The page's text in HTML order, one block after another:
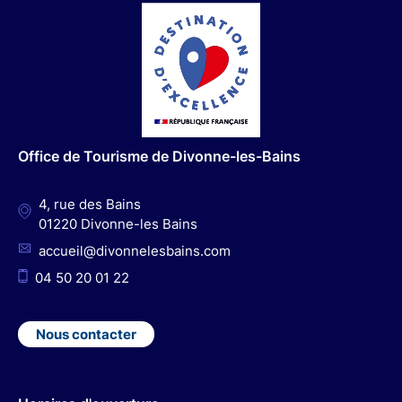
a
o
k
n
s
t
a
g
r
a
o
u
u
b
e
i
I
n
Office de Tourisme de Divonne-les-Bains
4, rue des Bains
01220 Divonne-les Bains
accueil@divonnelesbains.com
04 50 20 01 22
Nous contacter